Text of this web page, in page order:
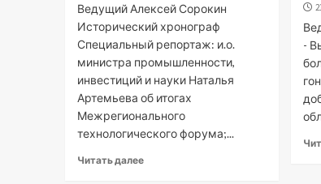
Ведущий Алексей Сорокин
Исторический хронограф
Специальный репортаж: и.о.
министра промышленности,
инвестиций и науки Наталья
Артемьева об итогах
Межрегионального
технологического форума;...
Читать далее
-